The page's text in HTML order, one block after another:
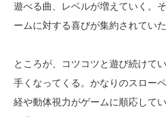
遊べる曲、レベルが増えていく。
ームに対する喜びが集約されていた
ところが、コツコツと遊び続けて
手くなってくる。かなりのスロー
経や動体視力がゲームに順応して